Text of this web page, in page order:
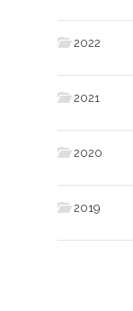
2022
2021
2020
2019